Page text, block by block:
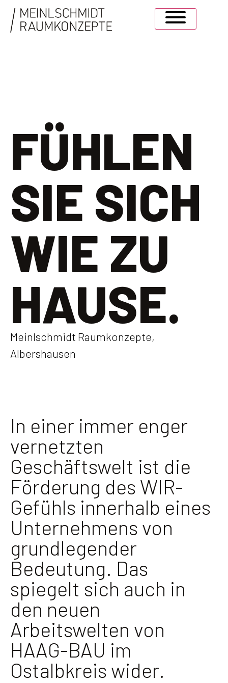
FÜHLEN
SIE SICH
WIE ZU
HAUSE.
Meinlschmidt Raumkonzepte,
Albershausen
In einer immer enger
vernetzten
Geschäftswelt ist die
Förderung des WIR-
Gefühls innerhalb eines
Unternehmens von
grundlegender
Bedeutung. Das
spiegelt sich auch in
den neuen
Arbeitswelten von
HAAG-BAU im
Ostalbkreis wider.